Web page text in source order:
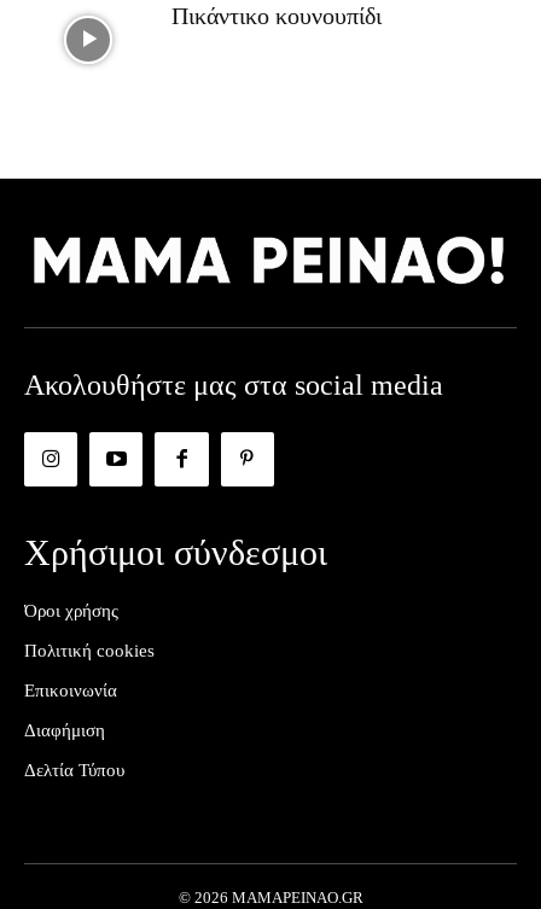
Πικάντικο κουνουπίδι
Ακολουθήστε μας στα social media
Χρήσιμοι σύνδεσμοι
Όροι χρήσης
Πολιτική cookies
Επικοινωνία
Διαφήμιση
Δελτία Τύπου
© 2026 MAMAPEINAO.GR